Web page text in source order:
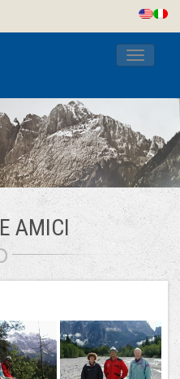
Toggle
E AMICI